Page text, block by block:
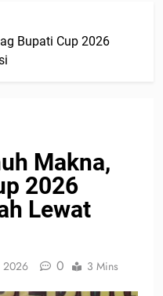
Bupati Cup 2026
Makna,
2026
Lewat
2026 0 3 Mins